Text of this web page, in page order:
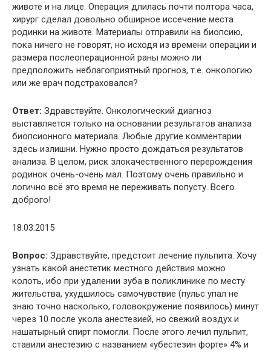
животе и на лице. Операция длилась почти полтора часа,
хирург сделал довольно обширное иссечение места
родинки на животе. Материалы отправили на биопсию,
пока ничего не говорят, но исходя из времени операции и
размера послеоперационной раны можно ли
предположить неблагоприятный прогноз, т.е. онкологию
или же врач подстраховался?
Ответ: Здравствуйте. Онкологический диагноз
выставляется только на основании результатов анализа
биопсионного материала. Любые другие комментарии
здесь излишни. Нужно просто дождаться результатов
анализа. В целом, риск злокачественного перерождения
родинок очень-очень мал. Поэтому очень правильно и
логично всё это время не переживать попусту. Всего
доброго!
18.03.2015
Вопрос: Здравствуйте, предстоит лечение пульпита. Хочу
узнать какой анестетик местного действия можно
колоть, ибо при удалении зуба в поликлинике по месту
жительства, ухудшилось самочувствие (пульс упал не
знаю точно насколько, головокружение появилось) минут
через 10 после укола анестезией, но свежий воздух и
нашатырный спирт помогли. После этого лечил пульпит,
ставили анестезию с названием «убестезин форте» 4% и